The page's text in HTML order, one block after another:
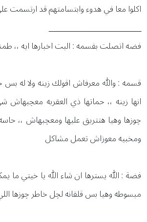
اكلوا معا في هدوء وابتسامتهم قد ارتسمت
_____________________
فضه اتصلت بقسمه : البت اخبارها ايه ،،
قسمه : والله معرفاش اقولك زينه ولا له
انها زينه ،، حماتها ذي العقربه معچبهاش
چوزها وهيا هتتريق عليها ومعچبهاش ،،
ومخبيه معوزاش تعمل مشاكل
فضة : الله يسترها ان شاء الله يا خيتي ما
مبسوطه وهيا بس قلقانه لچل خاطر چوزها